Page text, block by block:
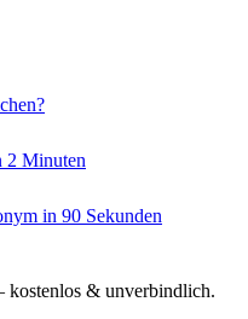
2 Minuten
in 90 Sekunden
& unverbindlich.